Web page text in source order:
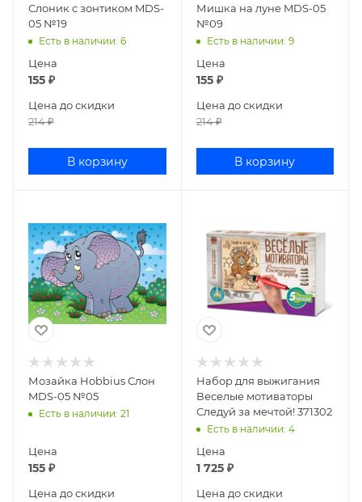
Слоник с зонтиком MDS-
05 №19
Есть в наличии: 6
Цена
155 ₽
Цена до скидки
214₽
В корзину
Мишка на луне MDS-05
№09
Есть в наличии: 9
Цена
155₽
Цена до скидки
214₽
В корзину
Мозайка Hobbius Слон
MDS-05 №05
Есть в наличии: 21
Цена
155 ₽
Цена до скидки
Набор для выжигания
Веселые мотиваторы
Следуй за мечтой! 371302
Есть в наличии: 4
Цена
1 725₽
Цена до скидки